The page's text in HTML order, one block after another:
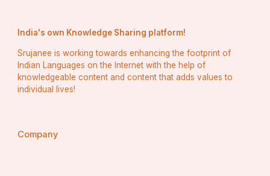
India's own Knowledge Sharing platform!
Srujanee is working towards enhancing the footprint of
Indian Languages on the Internet with the help of
knowledgeable content and content that adds values to
individual lives!
Company